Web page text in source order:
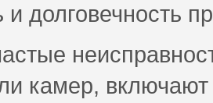
и долговечность
камер,